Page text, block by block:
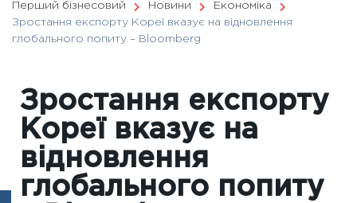
Перший бізнесовий Новини
Економіка
Зростання експорту Кореї вказує на відновлення
глобального попиту – Вloomberg
Зростання експорту
Кореї вказує на
відновлення
глобального попиту